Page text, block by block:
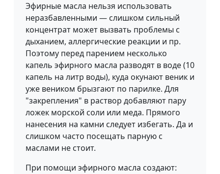
Эфирные масла нельзя использовать
неразбавленными — слишком сильный
концентрат может вызвать проблемы с
дыханием, аллергические реакции и пр.
Поэтому перед парением несколько
капель эфирного масла разводят в воде (10
капель на литр воды), куда окунают веник и
уже веником брызгают по парилке. Для
"закрепления" в раствор добавляют пару
ложек морской соли или меда. Прямого
нанесения на камни следует избегать. Да и
слишком часто посещать парную с
маслами не стоит.
При помощи эфирного масла создают: